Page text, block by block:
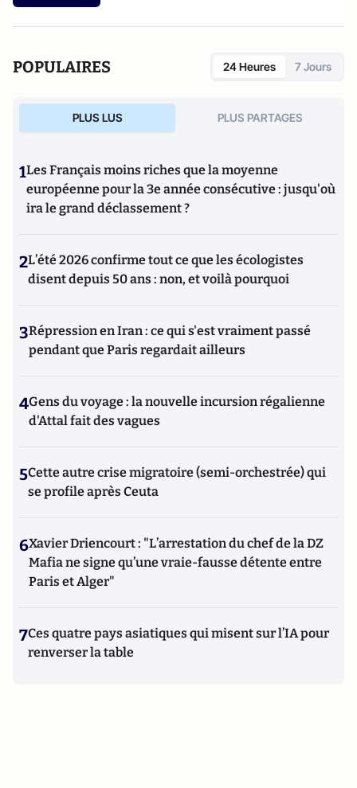
POPULAIRES 24 Heures 7 Jours
PLUS LUS PLUS PARTAGES
1Les Français moins riches que la moyenne
européenne pour la 3e année consécutive : jusqu'où
ira le grand déclassement ?
2L’été 2026 confirme tout ce que les écologistes
disent depuis 50 ans : non, et voilà pourquoi
3Répression en Iran : ce qui s'est vraiment passé
pendant que Paris regardait ailleurs
4Gens du voyage : la nouvelle incursion régalienne
d'Attal fait des vagues
5Cette autre crise migratoire (semi-orchestrée) qui
se profile après Ceuta
6Xavier Driencourt : "L’arrestation du chef de la DZ
Mafia ne signe qu’une vraie-fausse détente entre
Paris et Alger"
7Ces quatre pays asiatiques qui misent sur l’IA pour
renverser la table